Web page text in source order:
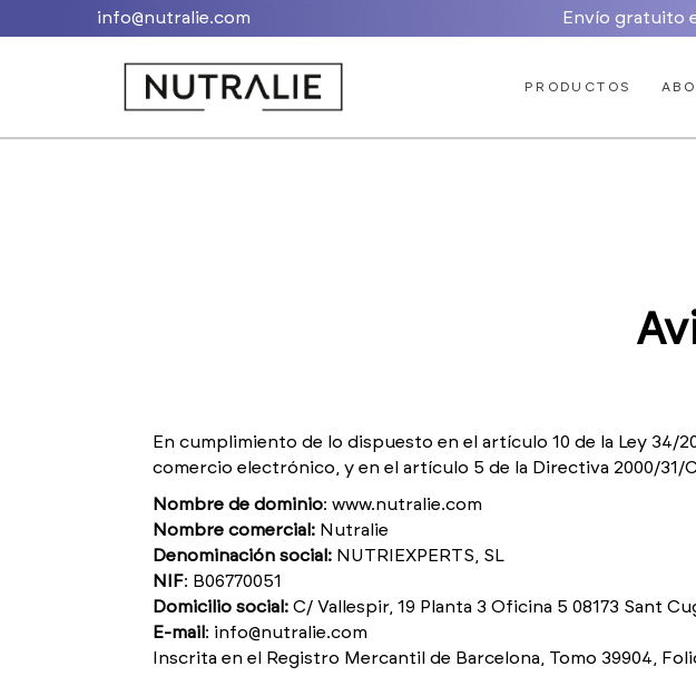
info@nutralie.com Envío gratuito
PRODUCTOS
En cumplimiento de lo dispuesto en el artículo 10 de la Ley 34/
comercio electrónico, y en el artículo 5 de la Directiva 2000/31/
Nombre de dominio: www.nutralie.com
Nombre comercial: Nutralie
Denominación social: NUTRIEXPERTS, SL
NIF: B06770051
Domicilio social: C/ Vallespir, 19 Planta 3 Oficina 5 08173 Sant
E-mail : info@nutralie.com
Inscrita en el Registro Mercantil de Barcelona, Tomo 39904,